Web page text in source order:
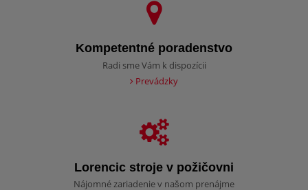
Kompetentné poradenstvo
Radi sme Vám k dispozícii
Prevádzky
Lorencic stroje v požičovni
Nájomné zariadenie v našom prenájme